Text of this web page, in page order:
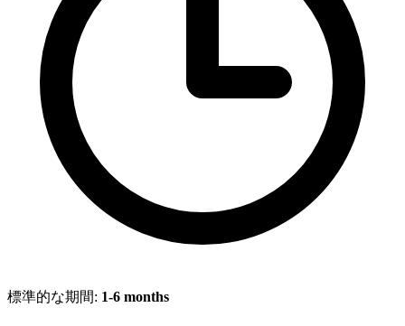
標準的な期間: 1-6 months